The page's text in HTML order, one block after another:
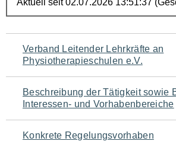
Navigation
für
den
Seiteninhalt
Verband Leitender Lehrkräfte an
Physiotherapieschulen e.V.
Beschreibung der Tätigkeit sowie
Interessen- und Vorhabenbereiche
Konkrete Regelungsvorhaben